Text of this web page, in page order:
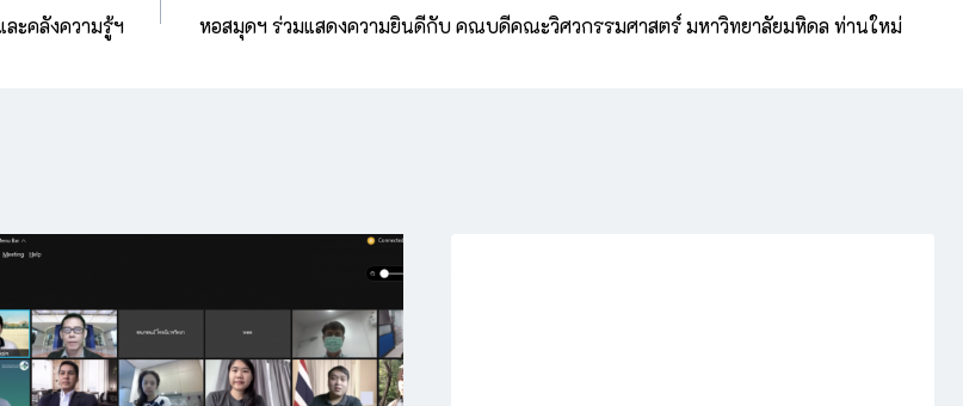
ะคลังความรู้ฯ หอสมุดฯ ร่วมแสดงความยินดีกับ คณบดีคณะวิศวกรรมศาสตร์ มหาวิทยาลัยมหิดล ท่านใหม่